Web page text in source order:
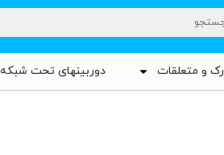
رک و متعلقات دوربینهای تحت شبکه